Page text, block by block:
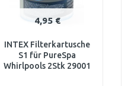
4,95 €
INTEX Filterkartusche
S1 für PureSpa
Whirlpools 2Stk 29001